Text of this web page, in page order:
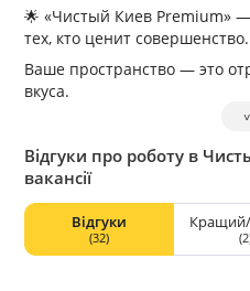
🌟 «Чистый Киев Premium»
тех, кто ценит
Ваше пространство — это
вкуса.
Мы создаём атмосферу
💎 Наши премиум-услуги:
• Элитная уборка
представительских офисов.
• Деликатный уход за
мрамор, дерево, кожа,
˅
Відгуки про роботу в
вакансії
Відгуки
(32)